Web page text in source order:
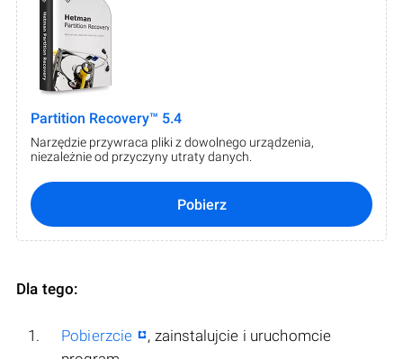
Partition Recovery™ 5.4
Narzędzie przywraca pliki z dowolnego urządzenia,
niezależnie od przyczyny utraty danych.
Pobierz
Dla tego:
Pobierzcie
, zainstalujcie i uruchomcie